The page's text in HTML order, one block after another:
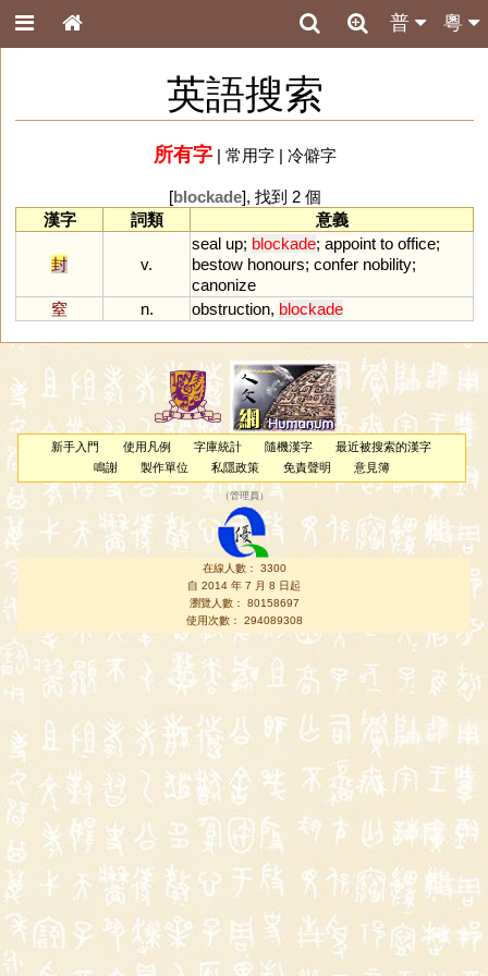
粵
普
英語搜索
所有字| 常用字| 冷僻字
[blockade], 找到 2 個
漢字
詞類 意義
封 v.
seal up; blockade; appoint to office;
bestow honours; confer nobility;
canonize
窒
n. obstruction, blockade
新手入門 使用凡例 字庫統計 隨機漢字
最近被搜索的漢字
鳴謝
製作單位 私隱政策 免責聲明 意見簿
（管理員 ）
在線人數： 3300
自 2014 年 7 月 8 日起
瀏覽人數： 80158697
使用次數： 294089308